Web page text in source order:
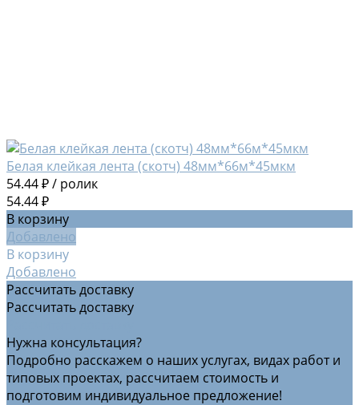
Белая клейкая лента (скотч) 48мм*66м*45мкм
54.44 ₽/ ролик
54.44 ₽
В корзину
Добавлено
В корзину
Добавлено
Рассчитать доставку
Рассчитать доставку
Нужна консультация?
Подробно расскажем о наших услугах, видах работ и
типовых проектах, рассчитаем стоимость и
подготовим индивидуальное предложение!